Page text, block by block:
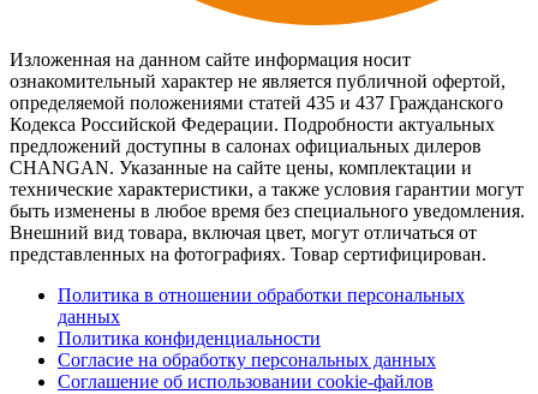
Изложенная на данном сайте информация носит
ознакомительный характер не является публичной офертой,
определяемой положениями статей 435 и 437 Гражданского
Кодекса Российской Федерации. Подробности актуальных
предложений доступны в салонах официальных дилеров
CHANGAN. Указанные на сайте цены, комплектации и
технические характеристики, а также условия гарантии могут
быть изменены в любое время без специального уведомления.
Внешний вид товара, включая цвет, могут отличаться от
представленных на фотографиях. Товар сертифицирован.
Политика в отношении обработки персональных
данных
Политика конфиденциальности
Согласие на обработку персональных данных
Соглашение об использовании cookie-файлов